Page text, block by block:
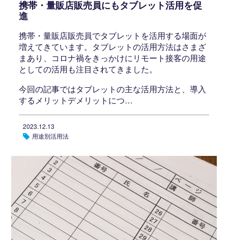
携帯・量販店販売員にもタブレット活用を促
進
携帯・量販店販売員でタブレットを活用する場面が
増えてきています。タブレットの活用方法はさまざ
まあり、コロナ禍をきっかけにリモート接客の用途
としての活用も注目されてきました。
今回の記事ではタブレットの主な活用方法と、導入
するメリットデメリットにつ…
2023.12.13
用途別活用法